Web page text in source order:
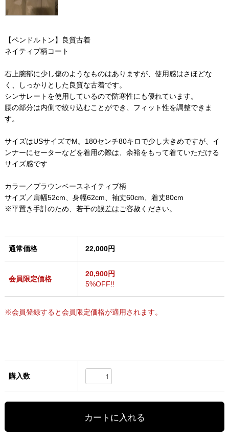
【ペンドルトン】良質古着
ネイティブ柄コート
右上腕部に少し傷のようなものはありますが、使用感はさほどな
く、しっかりとした良質な古着です。
シンサレートを使用しているので防寒性にも優れています。
腰の部分は内側で絞り込むことができ、フィット性を調整できま
す。
サイズはUSサイズでM。180センチ80キロで少し大きめですが、イ
ンナーにセーターなどを着用の際は、余裕をもって着ていただける
サイズ感です
カラー／ブラウンベースネイティブ柄
サイズ／肩幅52cm、身幅62cm、袖丈60cm、着丈80cm
※平置き手計のため、若干の誤差はご容赦ください。
通常価格 22,000円
会員限定価格
20,900円
5%OFF!!
※会員登録すると会員限定価格が適用されます。
購入数